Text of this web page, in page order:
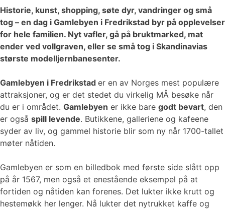
Historie, kunst, shopping, søte dyr, vandringer og små
tog – en dag i Gamlebyen i Fredrikstad byr på opplevelser
for hele familien. Nyt vafler, gå på bruktmarked, mat
ender ved vollgraven, eller se små tog i Skandinavias
største modelljernbanesenter.
Gamlebyen i Fredrikstad er en av Norges mest populære
attraksjoner, og er det stedet du virkelig MÅ besøke når
du er i området. Gamlebyen er ikke bare godt bevart, den
er også spill levende. Butikkene, galleriene og kafeene
syder av liv, og gammel historie blir som ny når 1700-tallet
møter nåtiden.
Gamlebyen er som en billedbok med første side slått opp
på år 1567, men også et enestående eksempel på at
fortiden og nåtiden kan forenes. Det lukter ikke krutt og
hestemøkk her lenger. Nå lukter det nytrukket kaffe og